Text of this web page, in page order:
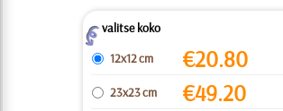
Zvalitse koko
12x12 cm
€20.80
23x23 cm €49.20